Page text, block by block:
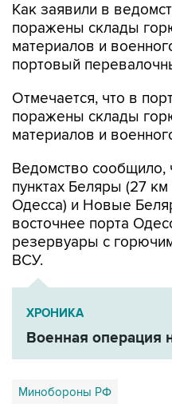
Как заявили в
поражены склады
материалов и
портовый
Отмечается, что в
поражены склады
материалов и
Ведомство сообщило,
пунктах Беляры (27
Одесса) и Новые
восточнее порта
резервуары с
ВСУ.
ХРОНИКА
Военная операция
Минобороны РФ